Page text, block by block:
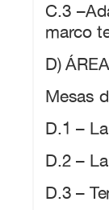
C.3
marco
D)
Mesas
D.1 –
D.2 –
D.3 –